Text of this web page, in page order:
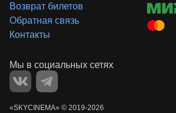
Возврат билетов
Обратная связь
Контакты
«‎SKYCINEMA» © 2019-2026